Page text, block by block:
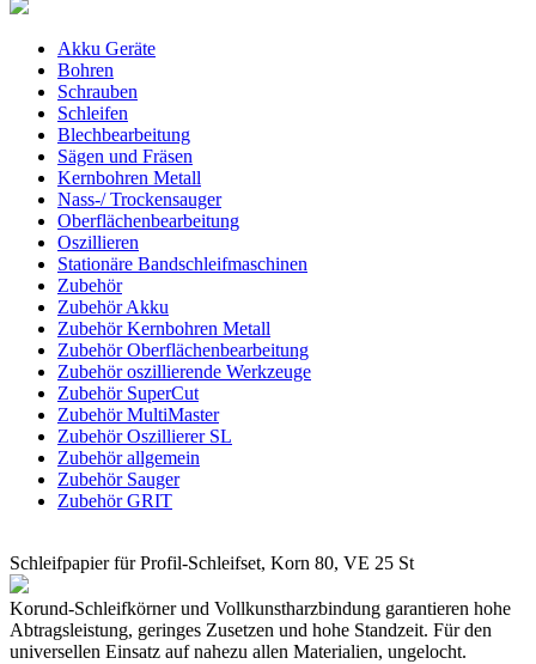
Akku Geräte
Bohren
Schrauben
Schleifen
Blechbearbeitung
Sägen und Fräsen
Kernbohren Metall
Nass-/ Trockensauger
Oberflächenbearbeitung
Oszillieren
Stationäre Bandschleifmaschinen
Zubehör
Zubehör Akku
Zubehör Kernbohren Metall
Zubehör Oberflächenbearbeitung
Zubehör oszillierende Werkzeuge
Zubehör SuperCut
Zubehör MultiMaster
Zubehör Oszillierer SL
Zubehör allgemein
Zubehör Sauger
Zubehör GRIT
Schleifpapier für Profil-Schleifset, Korn 80, VE 25 St
Korund-Schleifkörner und Vollkunstharzbindung garantieren hohe
Abtragsleistung, geringes Zusetzen und hohe Standzeit. Für den
universellen Einsatz auf nahezu allen Materialien, ungelocht.